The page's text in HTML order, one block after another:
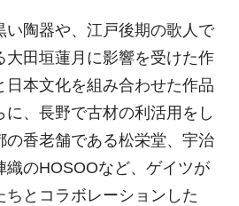
い陶器や、江戸後期の歌人で
大田垣蓮月に影響を受けた作
日本文化を組み合わせた作品
に、長野で古材の利活用をし
の香老舗である松栄堂、宇治
織のHOSOOなど、ゲイツが
ちとコラボレーションした